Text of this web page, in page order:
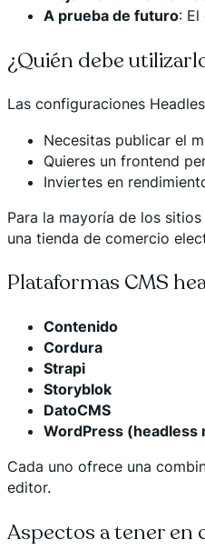
A prueba de futuro:
¿Quién debe
Las configuraciones
Necesitas publicar el
Quieres un frontend
Inviertes en
Para la mayoría de los
una tienda de comercio
Plataformas CMS
Contenido
Cordura
Strapi
Storyblok
DatoCMS
WordPress (headless
Cada uno ofrece una
editor.
Aspectos a tener en